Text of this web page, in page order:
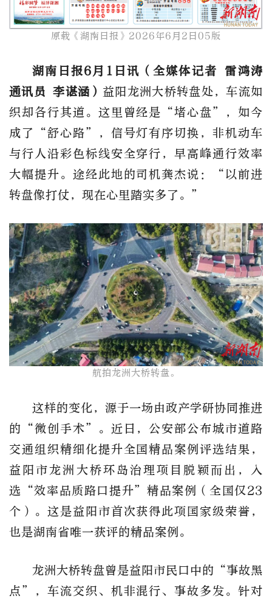
原载《湖南日报》2026年6月2日05版​​​​​​​​​​​​
湖南日报6月1日讯（全媒体记者 雷鸿涛
通讯员 李谌涵） 益阳龙洲大桥转盘处，车流如
织却各行其道。这里曾经是“堵心盘”，如今
成了“舒心路”，信号灯有序切换，非机动车
与行人沿彩色标线安全穿行，早高峰通行效率
大幅提升。途经此地的司机龚杰说：“以前进
转盘像打仗，现在心里踏实多了。”
航拍龙洲大桥转盘。​
这样的变化，源于一场由政产学研协同推进
的“微创手术”。近日，公安部公布城市道路
交通组织精细化提升全国精品案例评选结果，
益阳市龙洲大桥环岛治理项目脱颖而出，入
选“效率品质路口提升”精品案例（全国仅23
个）。这是益阳市首次获得此项国家级荣誉，
也是湖南省唯一获评的精品案例。
龙洲大桥转盘曾是益阳市民口中的“事故黑
点”，车流交织、机非混行、事故多发。针对